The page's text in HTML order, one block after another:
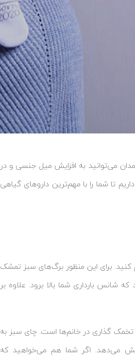
می‌توانید به افزایش میل جنسی و در
تا شما را با مهم‌ترین داروهای گیاهی
کنید. برای این منظور برگ‌های سبز تمشک
شانس بارداری شما بالا برود. علاوه بر
تخمک‌ گذاری در خانم‌ها است. چای سبز به
می‌دهد. اگر شما هم می‌خواهید که